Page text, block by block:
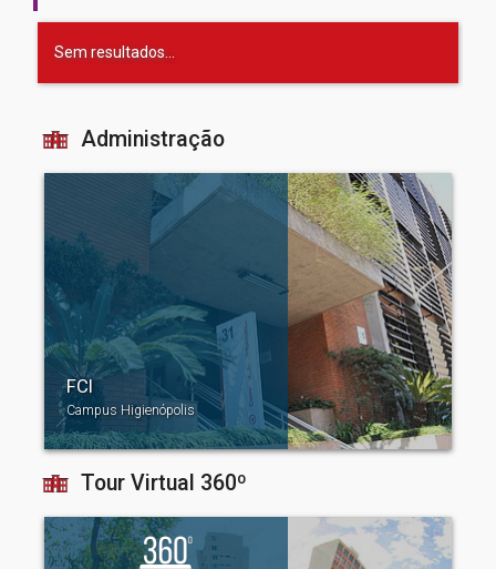
Sem resultados...
Administração
FCI
Campus Higienópolis
Tour Virtual 360º